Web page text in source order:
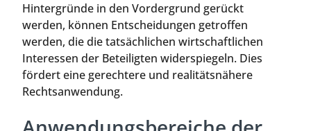
Hintergründe in den Vordergrund gerückt
werden, können Entscheidungen getroffen
werden, die die tatsächlichen wirtschaftlichen
Interessen der Beteiligten widerspiegeln. Dies
fördert eine gerechtere und realitätsnähere
Rechtsanwendung.